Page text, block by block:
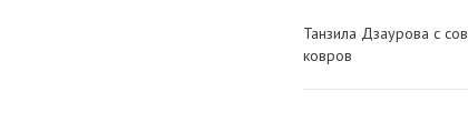
Танзила Дзаурова с
ковров